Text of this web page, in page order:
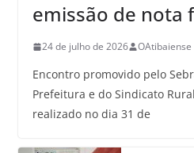
emissão de nota
24 de julho de 2026 OAtibaiense
Encontro promovido pelo
Prefeitura e do Sindicato
realizado no dia 31 de